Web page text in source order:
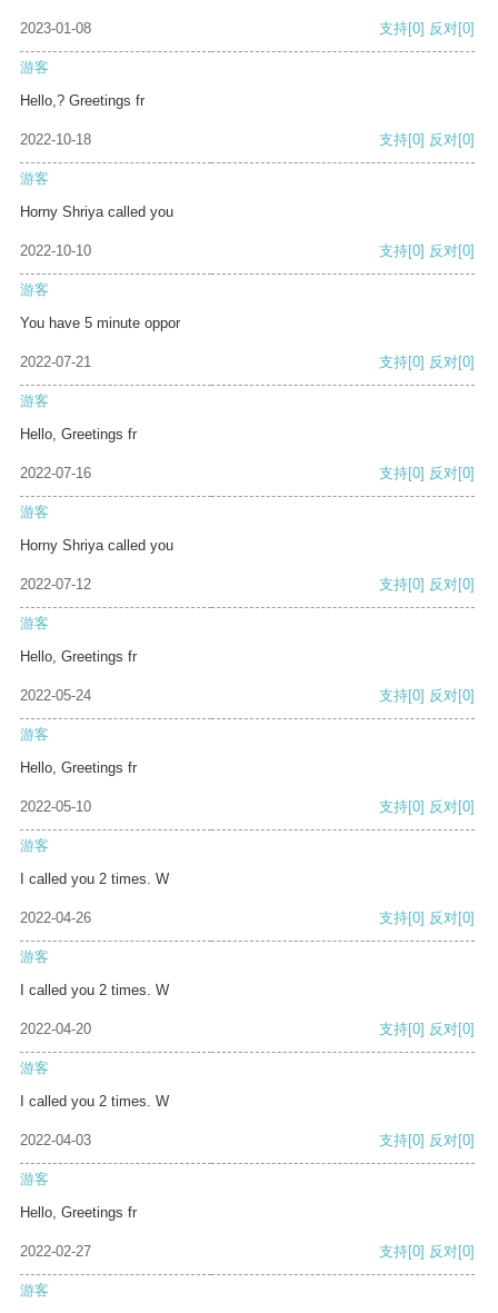
2023-01-08 支持[0] 反对[0]
游客
Hello,? Greetings fr
2022-10-18 支持[0] 反对[0]
游客
Horny Shriya called you
2022-10-10 支持[0] 反对[0]
游客
You have 5 minute oppor
2022-07-21 支持[0] 反对[0]
游客
Hello, Greetings fr
2022-07-16 支持[0] 反对[0]
游客
Horny Shriya called you
2022-07-12 支持[0] 反对[0]
游客
Hello, Greetings fr
2022-05-24 支持[0] 反对[0]
游客
Hello, Greetings fr
2022-05-10 支持[0] 反对[0]
游客
I called you 2 times. W
2022-04-26 支持[0] 反对[0]
游客
I called you 2 times. W
2022-04-20 支持[0] 反对[0]
游客
I called you 2 times. W
2022-04-03 支持[0] 反对[0]
游客
Hello, Greetings fr
2022-02-27 支持[0] 反对[0]
游客